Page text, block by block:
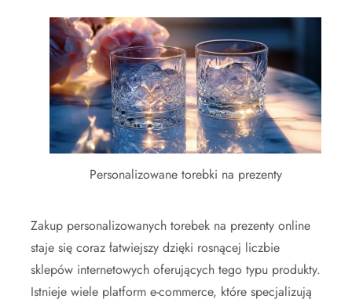
Personalizowane torebki na prezenty
Zakup personalizowanych torebek na prezenty online
staje się coraz łatwiejszy dzięki rosnącej liczbie
sklepów internetowych oferujących tego typu produkty.
Istnieje wiele platform e-commerce, które specjalizują